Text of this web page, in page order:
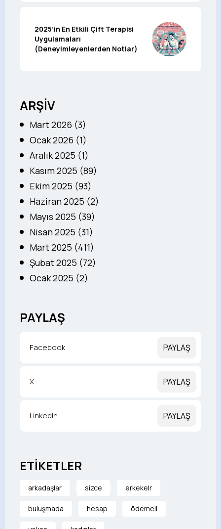
2025’in En Etkili Çift Terapisi
Uygulamaları
(Deneyimleyenlerden Notlar)
ARŞİV
Mart 2026 (3)
Ocak 2026 (1)
Aralık 2025 (1)
Kasım 2025 (89)
Ekim 2025 (93)
Haziran 2025 (2)
Mayıs 2025 (39)
Nisan 2025 (31)
Mart 2025 (411)
Şubat 2025 (72)
Ocak 2025 (2)
PAYLAŞ
Facebook PAYLAŞ
X PAYLAŞ
LinkedIn PAYLAŞ
ETİKETLER
arkadaşlar sizce erkekelr
buluşmada hesap ödemeli